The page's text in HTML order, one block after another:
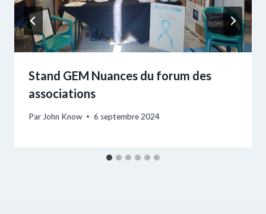
Stand GEM Nuances du forum des
associations
Par John Know 6 septembre 2024